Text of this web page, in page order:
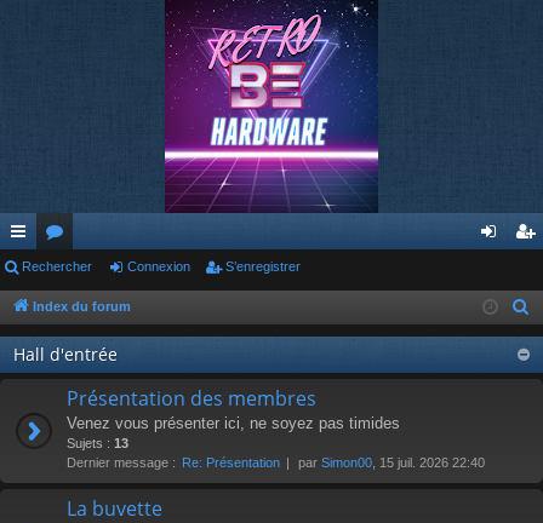
cc
ès
ra
pi
or
u
m
s
ne
xi
on
nr
eg
ist
Rechercher Connexion S’enregistrer
Index du forum
Hall d'entrée
Présentation des membres
Venez vous présenter ici, ne soyez pas timides
Sujets : 13
Dernier message : Re: Présentation par Simon00 , 15 juil. 2026 22:40
La buvette